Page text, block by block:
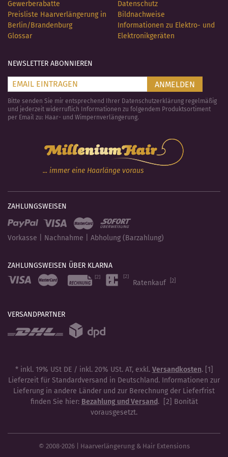
Gewerberabatte
Preisliste Haarverlängerung in
Berlin/Brandenburg
Glossar
Datenschutz
Bildnachweise
Informationen zu Elektro- und
Elektronikgeräten
NEWSLETTER ABONNIEREN
ANMELDEN
Bitte senden Sie mir entsprechend Ihrer Datenschutzerklärung regelmäßig
und jederzeit widerruflich Informationen zu folgendem Produktsortiment
per Email zu: Haar- und Wimpernverlängerung.
... immer eine Haarlänge voraus
ZAHLUNGSWEISEN
Vorkasse | Nachnahme | Abholung (Barzahlung)
ZAHLUNGSWEISEN ÜBER KLARNA
Ratenkauf
[2]
VERSANDPARTNER
* inkl. 19% USt DE / inkl. 20% USt. AT, exkl. Versandkosten. [1]
Lieferzeit für Standardversand in Deutschland. Informationen zur
Lieferung in andere Länder und zur Berechnung der Lieferfrist
finden Sie hier: Bezahlung und Versand. [2] Bonität
vorausgesetzt.
© 2008-2026 | Haarverlängerung & Hair Extensions